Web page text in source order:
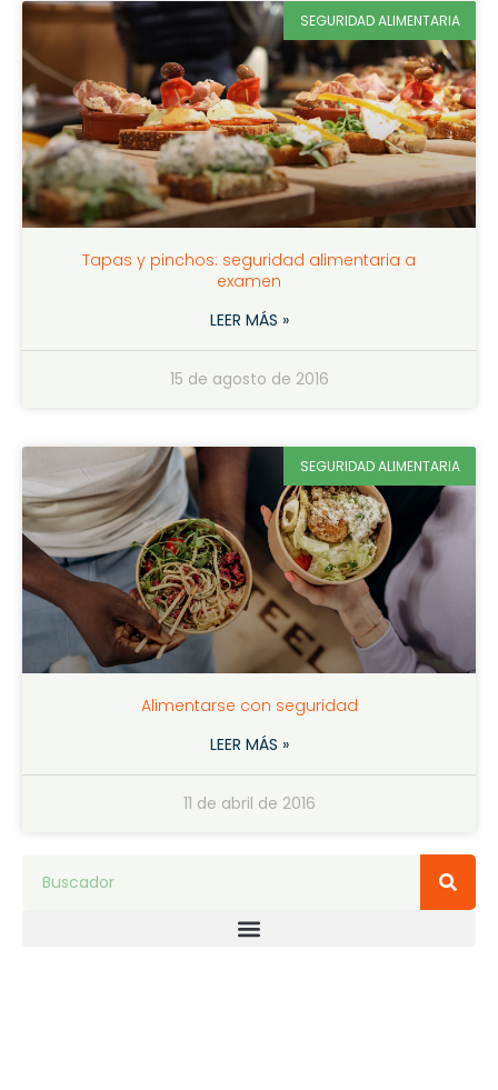
SEGURIDAD ALIMENTARIA
Tapas y pinchos: seguridad alimentaria a
examen
LEER MÁS »
15 de agosto de 2016
SEGURIDAD ALIMENTARIA
Alimentarse con seguridad
LEER MÁS »
11 de abril de 2016